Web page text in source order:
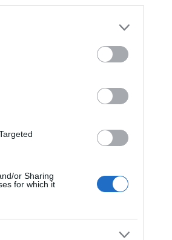
or Sharing
for which it
e le
strumenti